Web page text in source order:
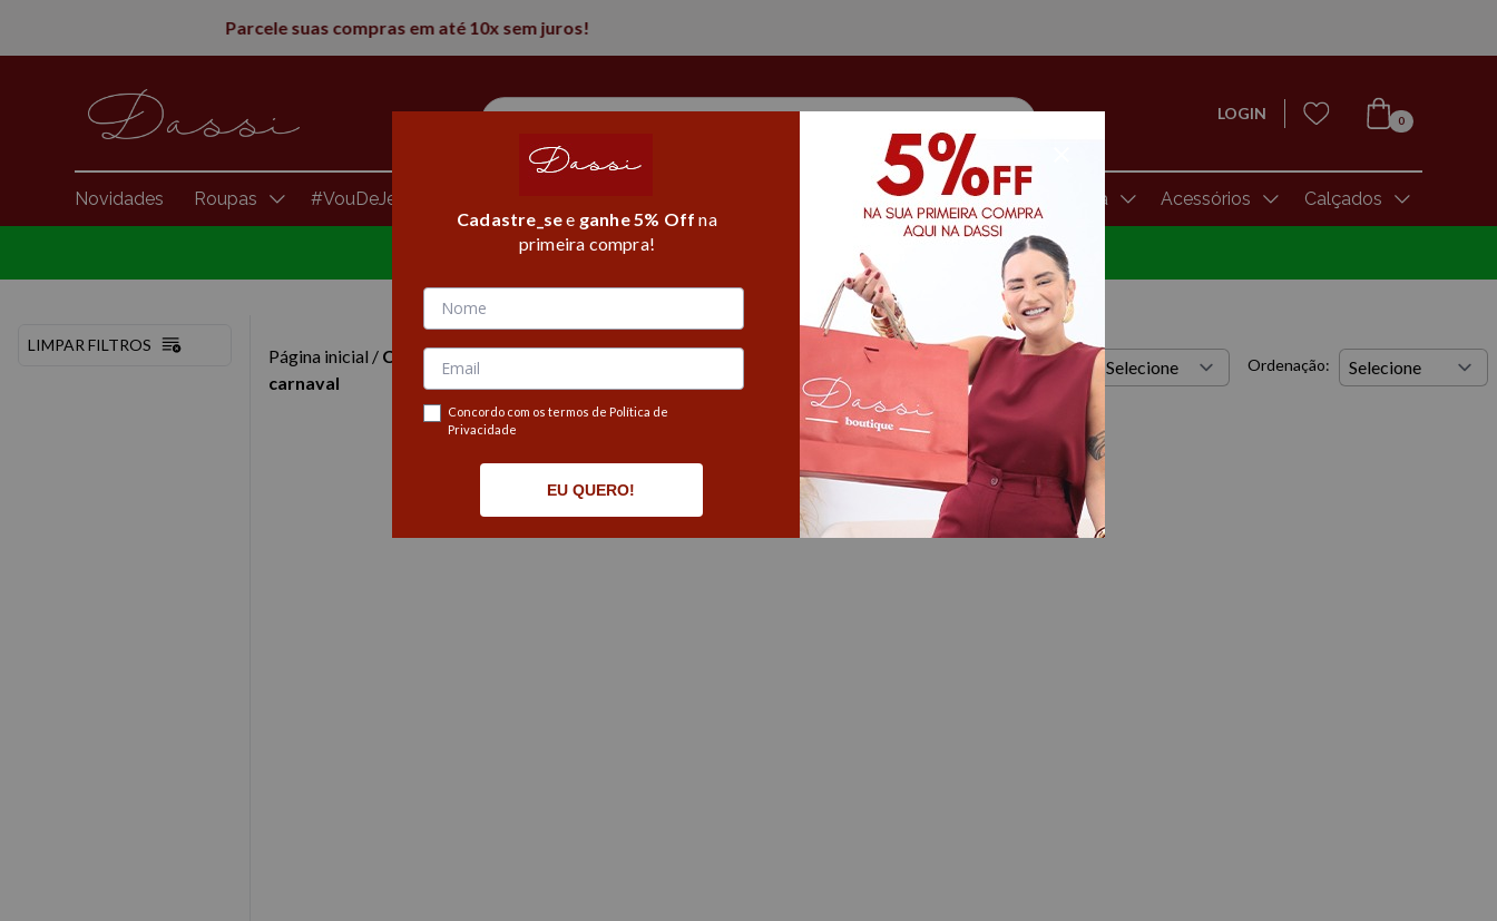
LOGIN 0
Novidades Roupas #VouDeJeans Moda Praia Moda Íntima Acessórios Calçados
LIMPAR FILTROS
Página inicial / Comemorativos/Carnaval/Adereços de carnaval
Acessórios de
carnaval
Produtos por
página:
Ordenação:
Cadastre_see ganhe 5% Off na
primeira compra!
Concordo com os termos de Política de
Privacidade
EU QUERO!